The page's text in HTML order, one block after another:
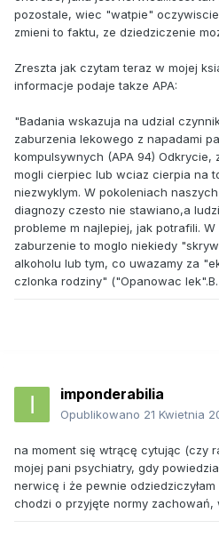
pozostale, wiec "watpie"
zmieni to faktu, ze dziedziczenie
Zreszta jak czytam teraz w mojej
informacje podaje takze APA:
"Badania wskazuja na udzial
zaburzenia lekowego z napadami
kompulsywnych (APA 94)
mogli cierpiec lub wciaz cierpia na
niezwyklym. W pokoleniach
diagnozy czesto nie stawiano,a
probleme m najlepiej, jak potrafili.
zaburzenie to moglo niekiedy
alkoholu lub tym, co uwazamy za
czlonka rodziny" ("Opanowac lek".B.
imponderabilia
Opublikowano 21 Kwietnia
na moment się wtrącę cytując (czy
mojej pani psychiatry, gdy
nerwicę i że pewnie
chodzi o przyjęte normy zachowań,